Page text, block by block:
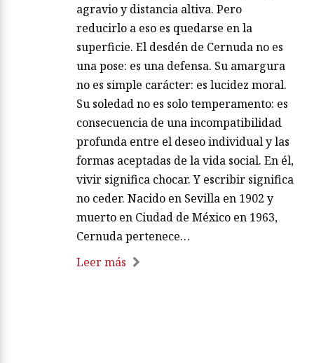
agravio y distancia altiva. Pero
reducirlo a eso es quedarse en la
superficie. El desdén de Cernuda no es
una pose: es una defensa. Su amargura
no es simple carácter: es lucidez moral.
Su soledad no es solo temperamento: es
consecuencia de una incompatibilidad
profunda entre el deseo individual y las
formas aceptadas de la vida social. En él,
vivir significa chocar. Y escribir significa
no ceder. Nacido en Sevilla en 1902 y
muerto en Ciudad de México en 1963,
Cernuda pertenece…
Leer más